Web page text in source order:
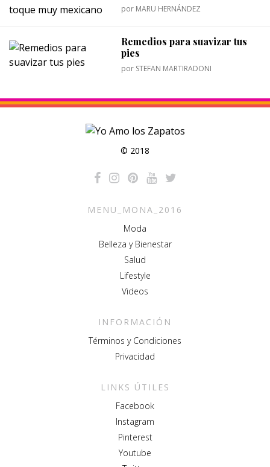
por MARU HERNÁNDEZ
Remedios para suavizar tus
pies
por STEFAN MARTIRADONI
© 2018
MENU_MONA_2016
Moda
Belleza y Bienestar
Salud
Lifestyle
Videos
INFORMACIÓN
Términos y Condiciones
Privacidad
LINKS ÚTILES
Facebook
Instagram
Pinterest
Youtube